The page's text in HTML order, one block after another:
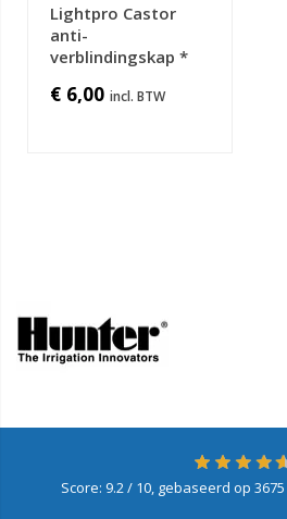
Lightpro Castor
anti-
verblindingskap *
€ 6,00
Score: 9.2/ 10, gebaseerd op 3675